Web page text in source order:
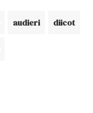
audieri diicot